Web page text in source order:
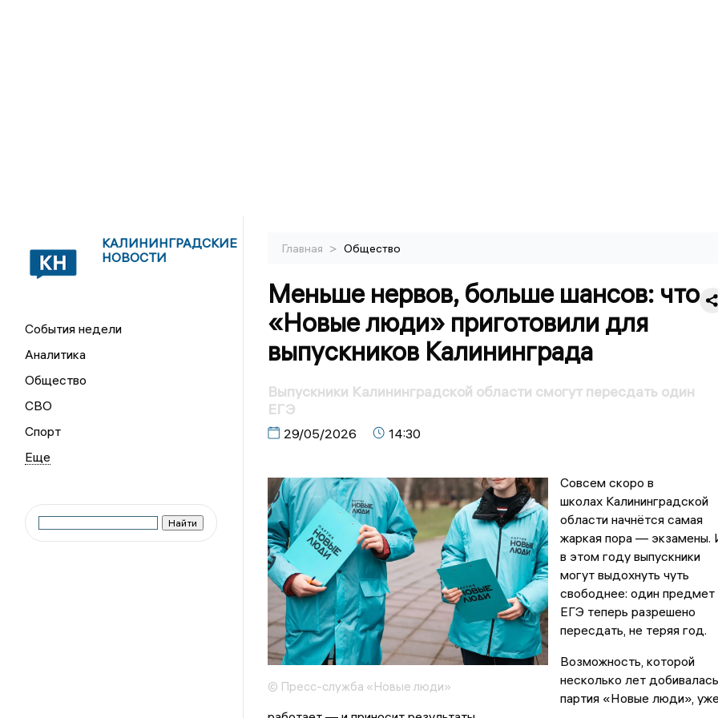
КАЛИНИНГРАДСКИЕ
НОВОСТИ
События недели
Аналитика
Общество
СВО
Спорт
Главная > Общество
Меньше нервов, больше шансов: что
«Новые люди» приготовили для
выпускников Калининграда
Выпускники Калининградской области смогут пересдать один
ЕГЭ
29/05/2026 14:30
© Пресс-служба «Новые люди»
Совсем скоро в
школах Калининградской
области начнётся самая
жаркая пора — экзамены.
в этом году выпускники
могут выдохнуть чуть
свободнее: один предмет
ЕГЭ теперь разрешено
пересдать, не теряя год.
Возможность, которой
несколько лет добивалась
партия «Новые люди», уже